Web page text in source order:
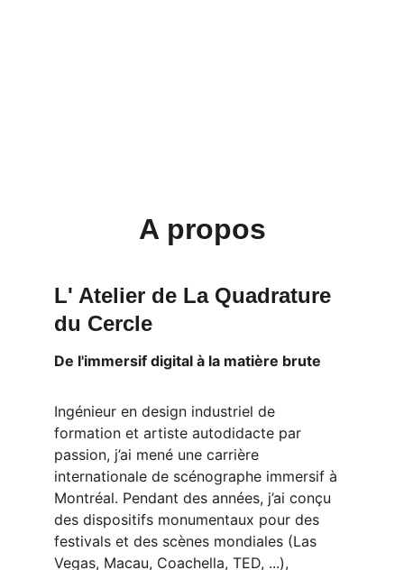
L' Atelier de La Quadrature
du Cercle
De l'immersif digital à la matière brute
Ingénieur en design industriel de
formation et artiste autodidacte par
passion, j’ai mené une carrière
internationale de scénographe immersif à
Montréal. Pendant des années, j’ai conçu
des dispositifs monumentaux pour des
festivals et des scènes mondiales (Las
Vegas, Macau, Coachella, TED, ...),
A propos